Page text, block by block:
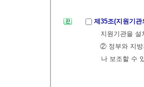
제35조(지원기
지원기관을 설
② 정부와 지방
나 보조할 수